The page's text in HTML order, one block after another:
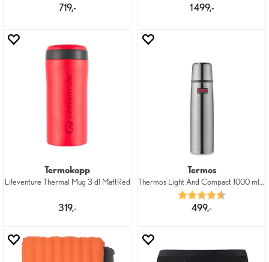
719,-
1 499,-
Termokopp
Lifeventure Thermal Mug 3 dl MattRed
319,-
Termos
Thermos Light And Compact 1000 ml Steel
Karakter:
499,-